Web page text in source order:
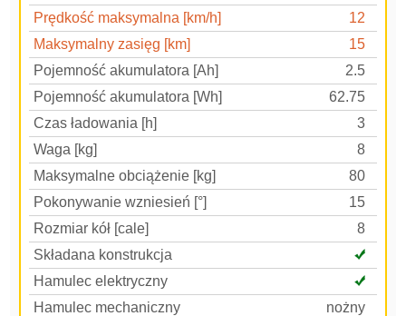
Prędkość maksymalna [km/h]
12
Maksymalny zasięg [km]
15
Pojemność akumulatora [Ah]
2.5
Pojemność akumulatora [Wh]
62.75
Czas ładowania [h]
3
Waga [kg]
8
Maksymalne obciążenie [kg]
80
Pokonywanie wzniesień [°]
15
Rozmiar kół [cale]
8
Składana konstrukcja
Hamulec elektryczny
Hamulec mechaniczny
nożny